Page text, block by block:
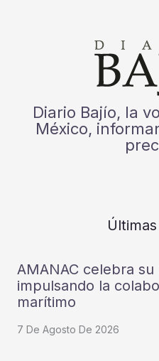
Diario Bajío, la
México,
AMANAC celebra
impulsando la
marítimo
7 De Agosto De 2026